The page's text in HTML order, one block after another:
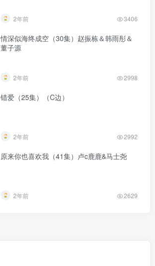
2年前 3406
情深似海终成空（30集）赵振栋＆韩雨彤＆
董子源
2年前 2998
错爱（25集）（C边）
2年前 2992
原来你也喜欢我（41集）卢c鹿鹿&马士尧
2年前 2629